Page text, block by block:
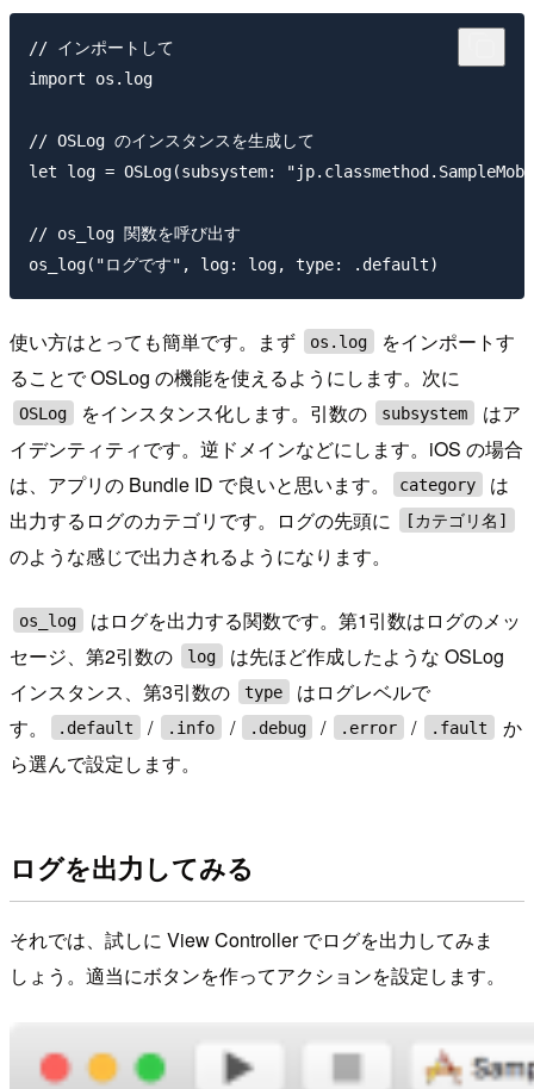
// インポートして
import os.log
// OSLog のインスタンスを生成して
let log = OSLog(subsystem:
// os_log 関数を呼び出す
使い方はとっても簡単です。まず os.log
をインポートす
ることで OSLog の機能を使えるようにします。次に
OSLog をインスタンス化します。引数の subsystem
はア
イデンティティです。逆ドメインなどにします。iOS の場合
は、アプリの Bundle ID で良いと思います。
category
は
出力するログのカテゴリです。ログの先頭に
[カテゴリ名]
のような感じで出力されるようになります。
os_log
はログを出力する関数です。第1引数はログのメッ
セージ、第2引数の
log
は先ほど作成したような OSLog
インスタンス、第3引数の
type
はログレベルで
す。
.default / .info / .debug / .error / .fault
か
ら選んで設定します。
ログを出力してみる
それでは、試しに View Controller でログを出力してみま
しょう。適当にボタンを作ってアクションを設定します。